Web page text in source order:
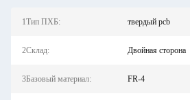
1Тип ПХБ: твердый pcb
2Склад: Двойная сторона
3Базовый материал: FR-4